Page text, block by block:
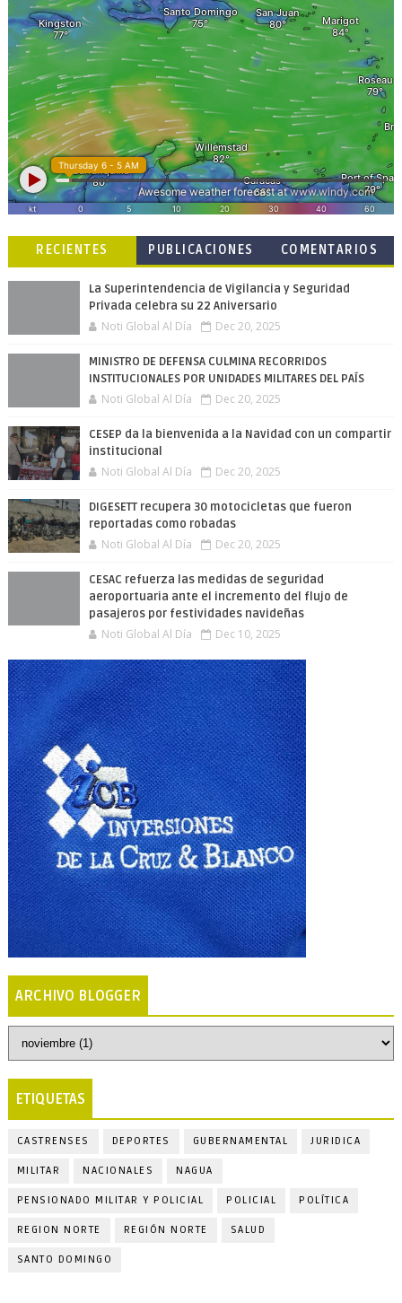
RECIENTES
PUBLICACIONES
COMENTARIOS
La Superintendencia de Vigilancia y Seguridad
Privada celebra su 22 Aniversario
Noti Global Al Día Dec 20, 2025
MINISTRO DE DEFENSA CULMINA RECORRIDOS
INSTITUCIONALES POR UNIDADES MILITARES DEL PAÍS
Noti Global Al Día Dec 20, 2025
CESEP da la bienvenida a la Navidad con un compartir
institucional
Noti Global Al Día Dec 20, 2025
DIGESETT recupera 30 motocicletas que fueron
reportadas como robadas
Noti Global Al Día Dec 20, 2025
CESAC refuerza las medidas de seguridad
aeroportuaria ante el incremento del flujo de
pasajeros por festividades navideñas
Noti Global Al Día Dec 10, 2025
ARCHIVO BLOGGER
ETIQUETAS
CASTRENSES DEPORTES GUBERNAMENTAL JURIDICA
MILITAR NACIONALES NAGUA
PENSIONADO MILITAR Y POLICIAL POLICIAL POLÍTICA
REGION NORTE REGIÓN NORTE SALUD
SANTO DOMINGO